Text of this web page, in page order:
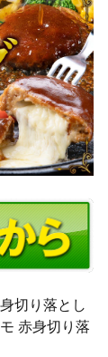
切り落とし
赤身切り落